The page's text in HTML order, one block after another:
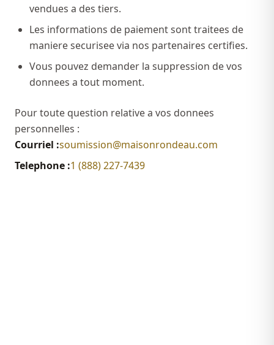
vendues a des tiers.
Les informations de paiement sont traitees de
maniere securisee via nos partenaires certifies.
Vous pouvez demander la suppression de vos
donnees a tout moment.
Pour toute question relative a vos donnees
personnelles :
Courriel :soumission@maisonrondeau.com
Telephone :1 (888) 227-7439